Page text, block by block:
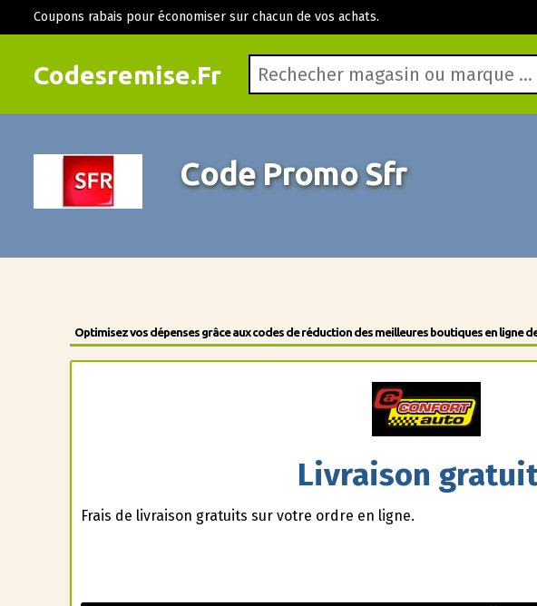
Codesremise.Fr
Coupons rabais pour économiser sur chacun de vos achats.
Code Promo Sfr
Optimisez vos dépenses grâce aux codes de réduction des meilleures boutiques en ligne
Livraison
Frais de livraison gratuits sur votre ordre en ligne.